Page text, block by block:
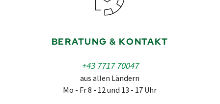
BERATUNG & KONTAKT
+43 7717 70047
aus allen Ländern
Mo - Fr 8 - 12 und 13 - 17 Uhr